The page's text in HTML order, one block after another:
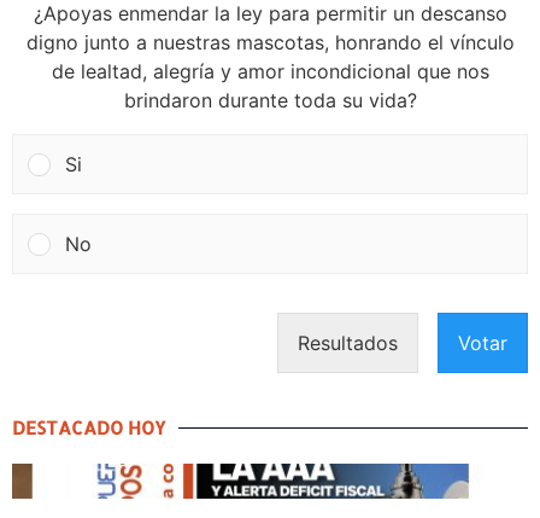
¿Apoyas enmendar la ley para permitir un descanso
digno junto a nuestras mascotas, honrando el vínculo
de lealtad, alegría y amor incondicional que nos
brindaron durante toda su vida?
Si
No
Resultados Votar
DESTACADO HOY